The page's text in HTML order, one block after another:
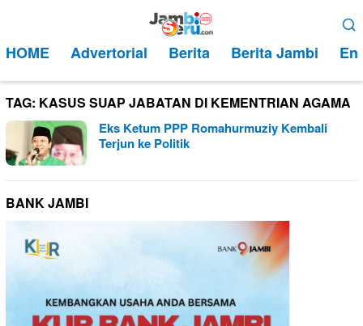
kontenMobile
HOME Advertorial Berita Berita Jambi
TAG: KASUS SUAP JABATAN DI KEMENTRIAN AGAMA
Eks Ketum PPP Romahurmuziy Kembali
Terjun ke Politik
BANK JAMBI